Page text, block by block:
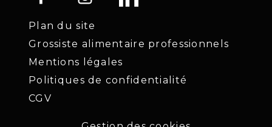
Plan du site
Grossiste alimentaire professionnels
Mentions légales
Politiques de confidentialité
CGV